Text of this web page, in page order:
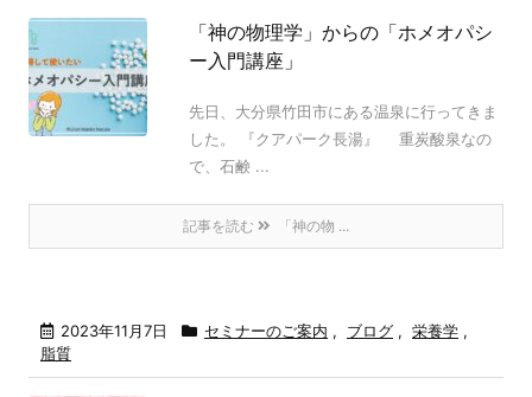
「神の物理学」からの「ホメオパシ
ー入門講座」
先日、大分県竹田市にある温泉に行ってきま
した。 『クアパーク長湯』 重炭酸泉なの
で、石鹸 ...
記事を読む 「神の物 ...
2023年11月7日 セミナーのご案内 , ブログ , 栄養学 ,
脂質